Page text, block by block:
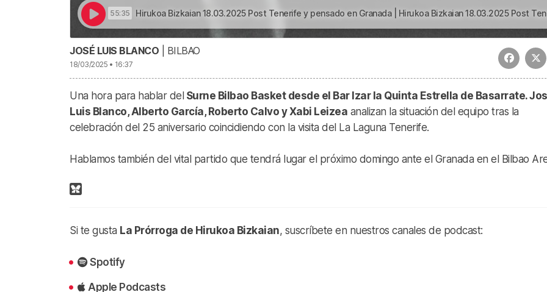
55:35 Hirukoa Bizkaian 18.03.2025 Post Tenerife y pensado en Granada | Hirukoa Bizkaian 18.03.2025 Post Tenerife y pensado en
JOSÉ LUIS BLANCO | BILBAO
18/03/2025 • 16:37
Una hora para hablar delSurne Bilbao Basket desde el Bar Izar la Quinta Estrella de Basarrate.
Luis Blanco, Alberto García, Roberto Calvo y Xabi Leizea analizan la situación del equipo tras la
celebración del 25 aniversario coincidiendo con la visita del La Laguna Tenerife.
Hablamos también del vital partido que tendrá lugar el próximo domingo ante el Granada en el Bilbao
Si te gusta La Prórroga de Hirukoa Bizkaian, suscríbete en nuestros canales de podcast:
Spotify
Apple Podcasts